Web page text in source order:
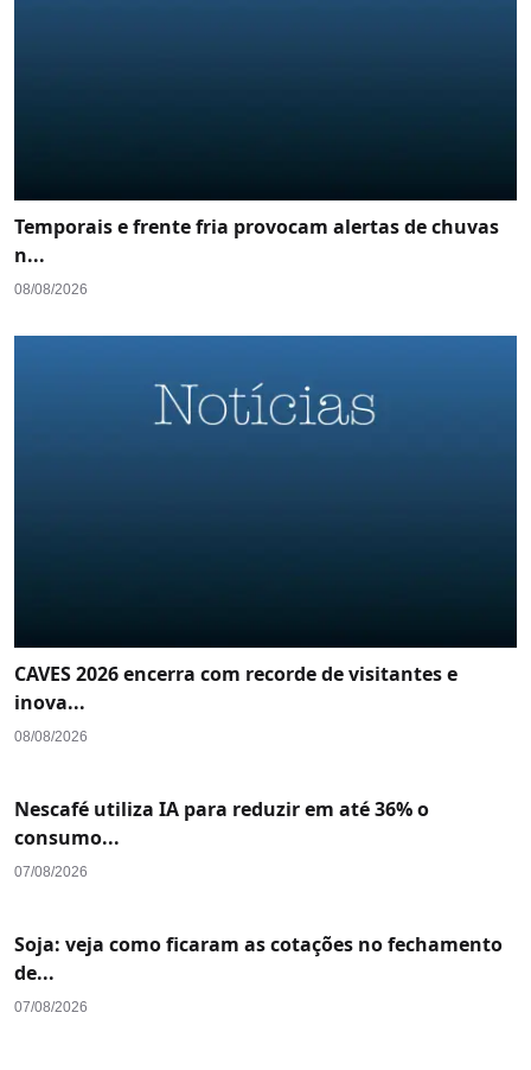
Temporais e frente fria provocam alertas de chuvas
n...
08/08/2026
CAVES 2026 encerra com recorde de visitantes e
inova...
08/08/2026
Nescafé utiliza IA para reduzir em até 36% o
consumo...
07/08/2026
Soja: veja como ficaram as cotações no fechamento
de...
07/08/2026